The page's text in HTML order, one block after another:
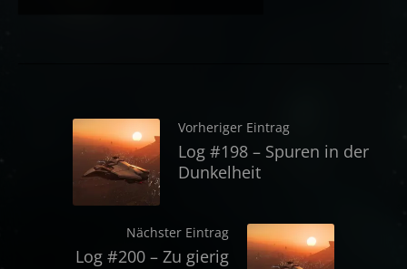
Vorheriger Eintrag
Log #198 – Spuren in der
Dunkelheit
Nächster Eintrag
Log #200 – Zu gierig